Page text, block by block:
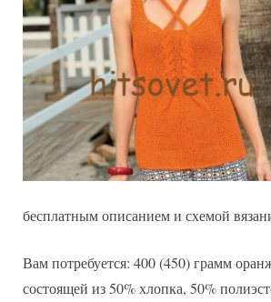
бесплатным описанием и схемой
Вам потребуется: 400 (450) грамм
состоящей из 50% хлопка, 50%